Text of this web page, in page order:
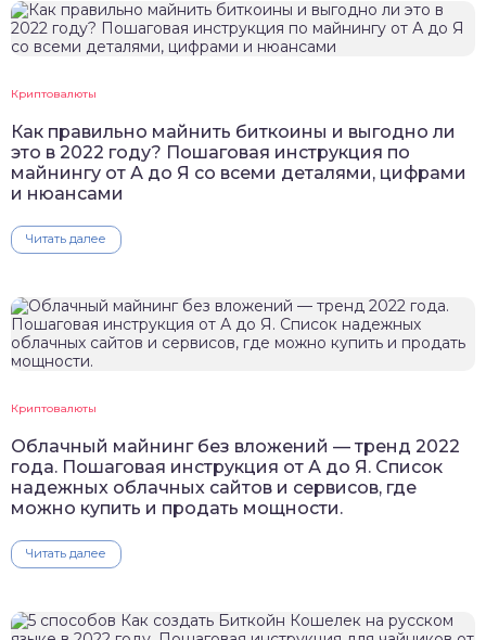
Криптовалюты
Как правильно майнить биткоины и выгодно ли
это в 2022 году? Пошаговая инструкция по
майнингу от А до Я со всеми деталями, цифрами
и нюансами
Читать далее
Криптовалюты
Облачный майнинг без вложений — тренд 2022
года. Пошаговая инструкция от А до Я. Список
надежных облачных сайтов и сервисов, где
можно купить и продать мощности.
Читать далее